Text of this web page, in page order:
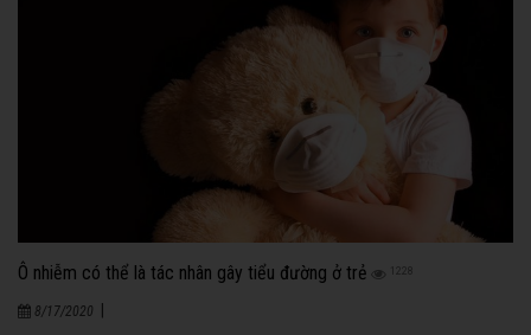
Ô nhiễm có thể là tác nhân gây tiểu đường ở trẻ 1228
8/17/2020